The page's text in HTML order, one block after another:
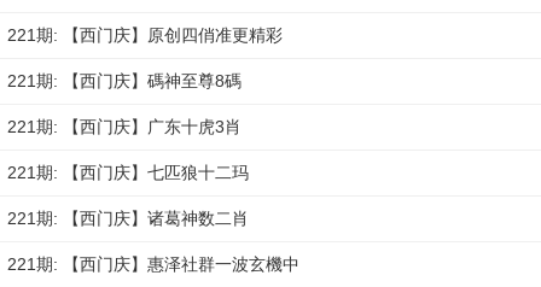
221期: 【西门庆】原创四俏准更精彩
221期: 【西门庆】碼神至尊8碼
221期: 【西门庆】广东十虎3肖
221期: 【西门庆】七匹狼十二玛
221期: 【西门庆】诸葛神数二肖
221期: 【西门庆】惠泽社群一波玄機中